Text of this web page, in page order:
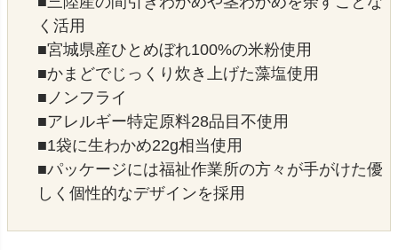
く活用
■宮城県産ひとめぼれ100%の米粉使用
■かまどでじっくり炊き上げた藻塩使用
■ノンフライ
■アレルギー特定原料28品目不使用
■1袋に生わかめ22g相当使用
■パッケージには福祉作業所の方々が手がけた優
しく個性的なデザインを採用